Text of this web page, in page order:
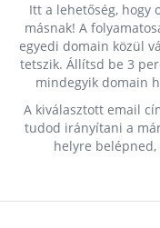
Itt a lehetőség, hogy
másnak! A
egyedi domain közül
tetszik. Állítsd be 3
mindegyik domain
A kiválasztott email
tudod irányítani a
helyre